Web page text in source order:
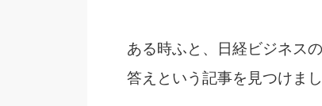
ある時ふと、日経ビジネス
答えという記事を見つけまし